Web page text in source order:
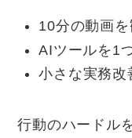
10分の動画を
AIツールを1
小さな実務改
行動のハードル